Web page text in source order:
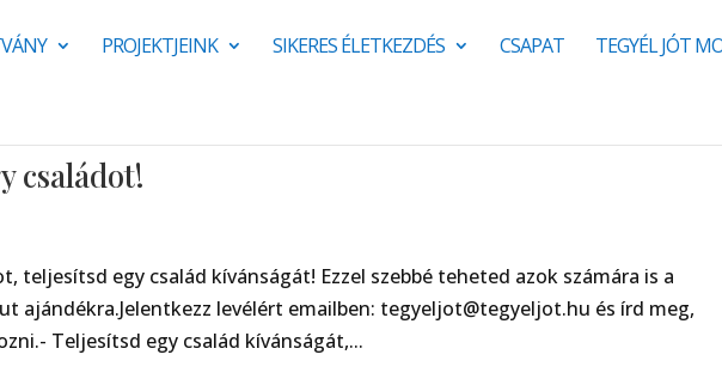
PROJEKTJEINK SIKERES ÉLETKEZDÉS CSAPAT TEGYÉL JÓT
családot!
teljesítsd egy család kívánságát! Ezzel szebbé teheted azok számára is a
ajándékra.Jelentkezz levélért emailben: tegyeljot@tegyeljot.hu és írd meg,
Teljesítsd egy család kívánságát,...